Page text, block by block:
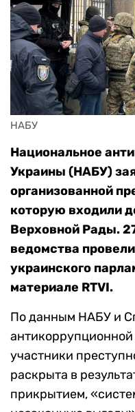
НАБУ
Национальное
Украины (НАБУ)
организованной
которую входили
Верховной Рады.
ведомства
украинского
материале RTVI.
По данным НАБУ и
участники
раскрыта в
прикрытием,